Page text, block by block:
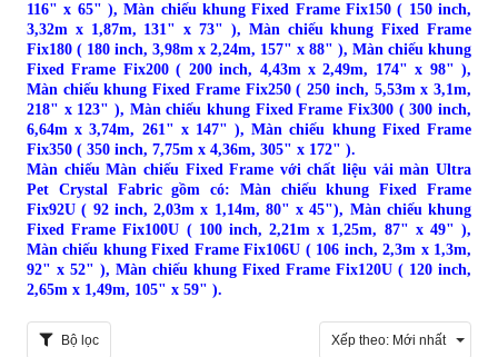
116" x 65" ), Màn chiếu khung Fixed Frame Fix150 ( 150 inch,
3,32m x 1,87m, 131" x 73" ), Màn chiếu khung Fixed Frame
Fix180 ( 180 inch, 3,98m x 2,24m, 157" x 88" ), Màn chiếu khung
Fixed Frame Fix200 ( 200 inch, 4,43m x 2,49m, 174" x 98" ),
Màn chiếu khung Fixed Frame Fix250 ( 250 inch, 5,53m x 3,1m,
218" x 123" ), Màn chiếu khung Fixed Frame Fix300 ( 300 inch,
6,64m x 3,74m, 261" x 147" ), Màn chiếu khung Fixed Frame
Fix350 ( 350 inch, 7,75m x 4,36m, 305" x 172" ).
Màn chiếuMàn chiếu Fixed Frame với chất liệu vải màn Ultra
Pet Crystal Fabric gồm có: Màn chiếu khung Fixed Frame
Fix92U ( 92 inch, 2,03m x 1,14m, 80" x 45"), Màn chiếu khung
Fixed Frame Fix100U ( 100 inch, 2,21m x 1,25m, 87" x 49" ),
Màn chiếu khung Fixed Frame Fix106U ( 106 inch, 2,3m x 1,3m,
92" x 52" ), Màn chiếu khung Fixed Frame Fix120U ( 120 inch,
2,65m x 1,49m, 105" x 59" ).
Bộ lọc Xếp theo: Mới nhất